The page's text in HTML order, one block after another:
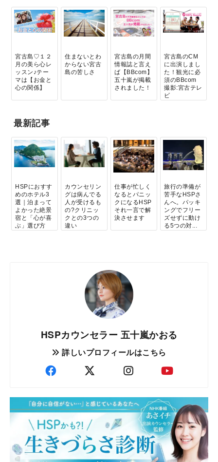
宮古島♡１２
月の美ら心レ
ッスン♪テー
マは【お金と
心の関係】
住まないとわ
からない宮古
島の苦しさ
宮古島の月間
情報誌と言え
ば【BBcom】
五十嵐が掲載
されました！
宮古島のCM
に出演しまし
た！観光に必
須のBBcom
撮影:宮古テレ
ビ
最新記事
HSPにおすす
めのホテル3
選｜泊まって
よかった絶景
宿と「心が喜
ぶ」選び方
カウンセリン
グは病んでる
人が受けるも
の?クリニッ
クとの3つの
違い
仕事が忙しく
なるとパニッ
クになるHSP
それ一言で解
決させます
旅行の準備が
苦手なHSPさ
んへ。パッキ
ングでフリー
ズせずに動け
る5つの対...
HSPカウンセラー 五十嵐かおる
詳しいプロフィールはこちら